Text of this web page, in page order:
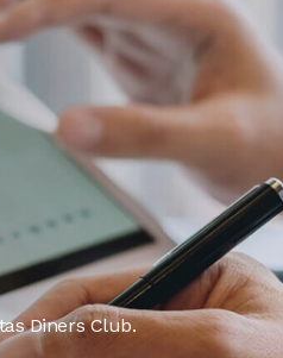
Diners Club.